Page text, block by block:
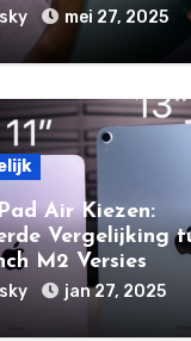
mei 27, 2025
Air Kiezen:
Vergelijking
M2 Versies
jan 27, 2025